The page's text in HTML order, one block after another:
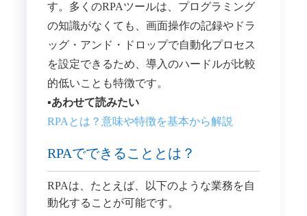
す。多くのRPAツールは、​プログラミング
の知識がなくても、画面操作の記録やドラ
ッグ・アンド・ドロップで自動化プロセス
を設定できるため、導入のハードルが比較
的低いことも特徴です。
▪️あわせて読みたい
RPAとは？意味や特徴を基本から解説
RPAでできることとは？
RPAは、たとえば、以下のような業務を自
動化することが可能です。​